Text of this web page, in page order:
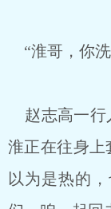
“淮哥，你
赵志高一行
淮正在往身上
以为是热的